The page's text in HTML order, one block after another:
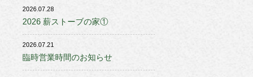
2026.07.28
2026 薪ストーブの家①
2026.07.21
臨時営業時間のお知らせ